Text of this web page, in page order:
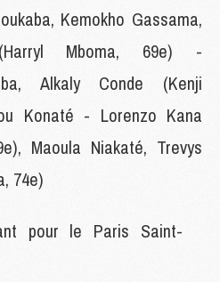
Kemokho Gassama,
Mboma, 69e) -
Alkaly Conde (Kenji
Konaté - Lorenzo Kana
Maoula Niakaté, Trevys
74e)
pour le Paris Saint-